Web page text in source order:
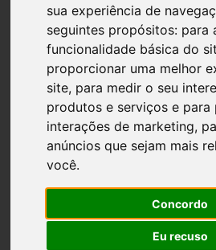
sua experiência de
seguintes propósitos: para
funcionalidade básica do
proporcionar uma melhor
site, para medir o seu
produtos e serviços e para
interações de marketing,
anúncios que sejam mais
você.
Concordo
Eu recuso